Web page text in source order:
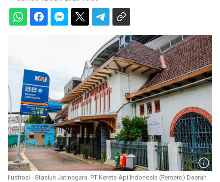
Ilustrasi - Stasiun Jatinegara. PT Kereta Api Indonesia (Persero) Daerah